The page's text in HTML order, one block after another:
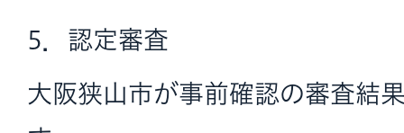
5．認定審査
大阪狭山市が事前確認の審査結